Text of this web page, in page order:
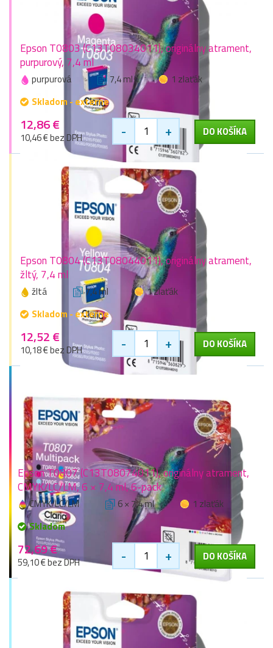
Epson T0803 (C13T08034011), originálny atrament,
purpurový, 7,4 ml
purpurová 7,4 ml
1 zlaťák
Skladom - externe
12,86 €
10,46 € bez DPH - + DO KOŠÍKA
Epson T0804 (C13T08044011), originálny atrament,
žltý, 7,4 ml
žltá 7,4 ml
1 zlaťák
Skladom - externe
12,52 €
10,18 € bez DPH - + DO KOŠÍKA
Epson T0807 (C13T08074011), originálny atrament,
CMYK/LC/LM, 6 × 7,4 ml, 6-pack
CMYK/LC/LM 6 × 7,4 ml
1 zlaťák
Skladom
72,69 €
59,10 € bez DPH - + DO KOŠÍKA